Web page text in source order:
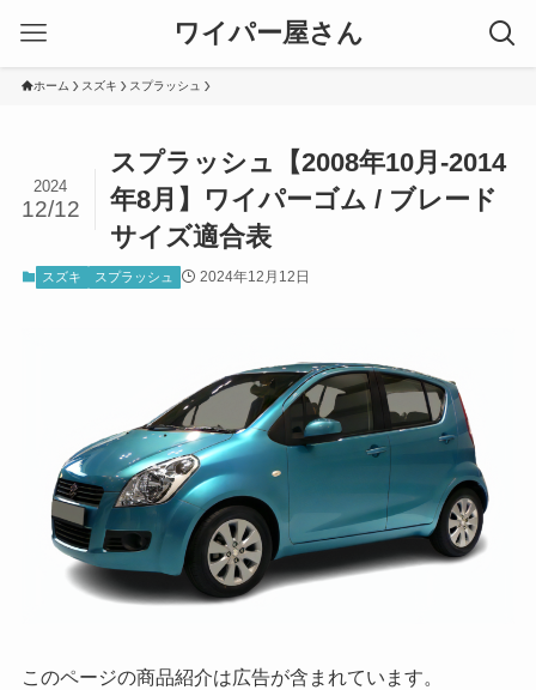
ワイパー屋さん
ホーム スズキ スプラッシュ
スプラッシュ【2008年10月-2014
年8月】ワイパーゴム / ブレード
サイズ適合表
2024
12/12
スズキ スプラッシュ 2024年12月12日
このページの商品紹介は広告が含まれています。